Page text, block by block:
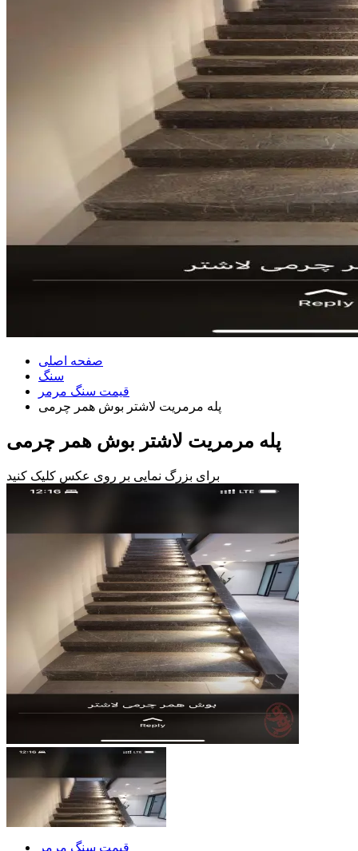
صفحه اصلی
سنگ
قیمت سنگ مرمر
پله مرمریت لاشتر بوش همر چرمی
پله مرمریت لاشتر بوش همر چرمی
برای بزرگ نمایی بر روی عکس کلیک کنید
قیمت سنگ مرمر